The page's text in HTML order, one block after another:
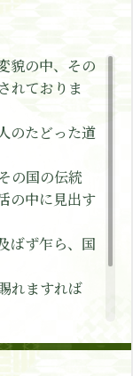
詳しく見る
詳しく見る
貌の中、その
れておりま
のたどった道
の国の伝統
の中に見出す
ばず乍ら、国
れますれば